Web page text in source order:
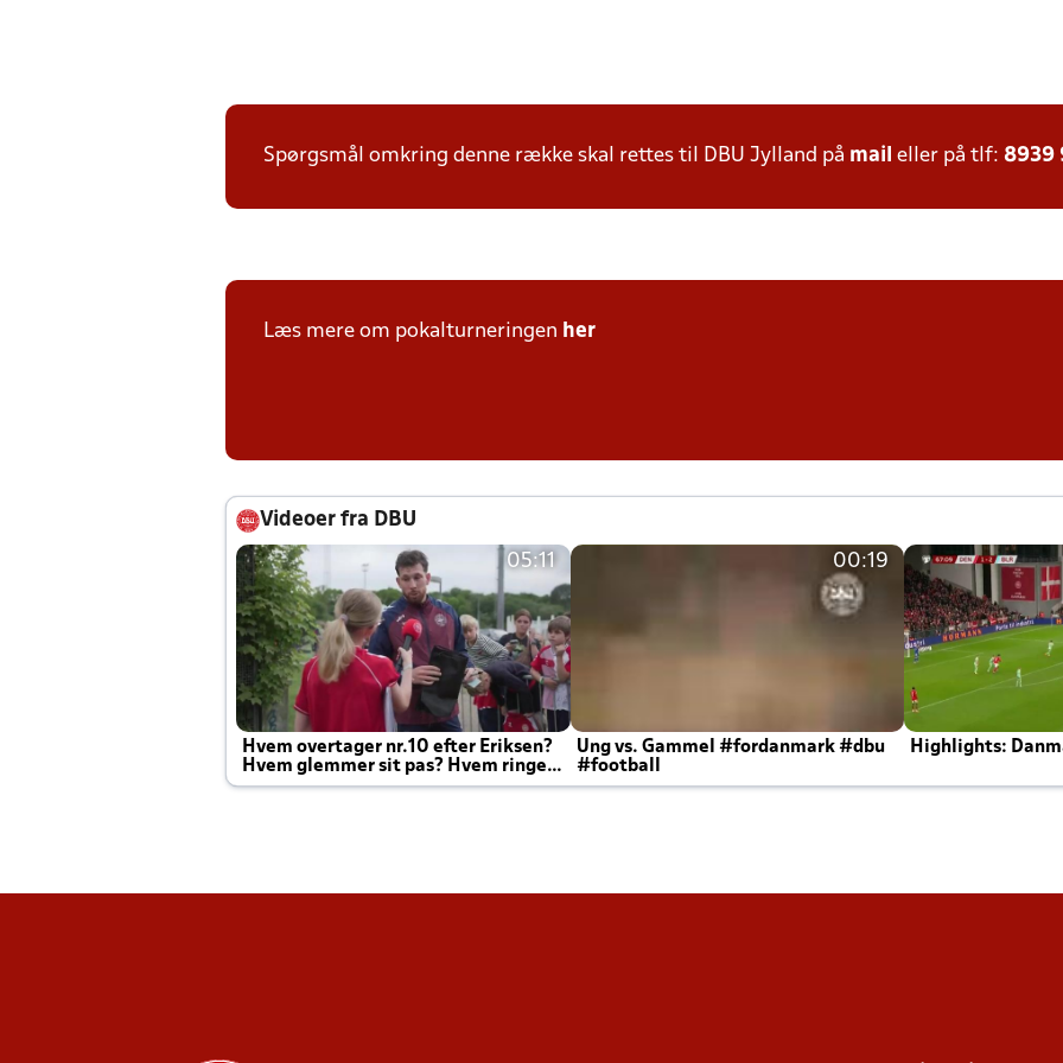
Spørgsmål omkring denne række skal rettes til DBU Jylland på mail eller på tlf: 8939
Læs mere om pokalturneringen her
Videoer fra DBU
05:11
Hvem overtager nr.10 efter Eriksen?
Hvem glemmer sit pas? Hvem ringer
Joachim altid til efter kampe?
00:19
Ung vs. Gammel #fordanmark #dbu
#football
Highlights: